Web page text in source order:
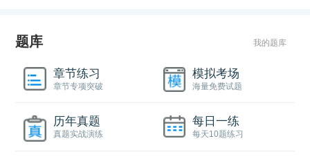
题库 我的题库
章节练习
章节专项突破
模拟考场
海量免费试题
历年真题
真题实战演练
每日一练
每天10题练习